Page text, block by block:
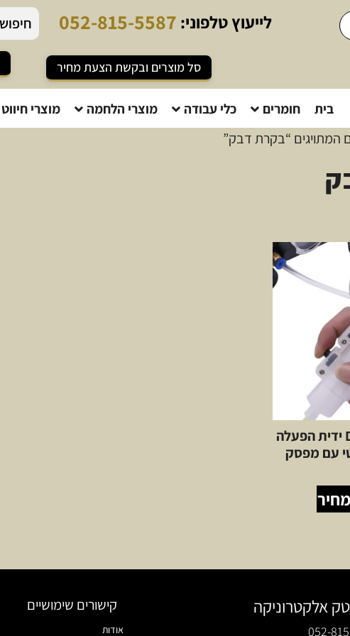
לייעוץטלפוני: 052-815-5587
סל מוצרים ובקשת הצעת מחיר
בית חומרים כלי עבודה מוצרי הלחמה מוצרי חיווט
המתויגים “בקרת דבק”
DISP-HH-SWITCH ידית הפעלה
עם מפסק
אלקטרוניקה
052-
קישורים שימושיים
אודות